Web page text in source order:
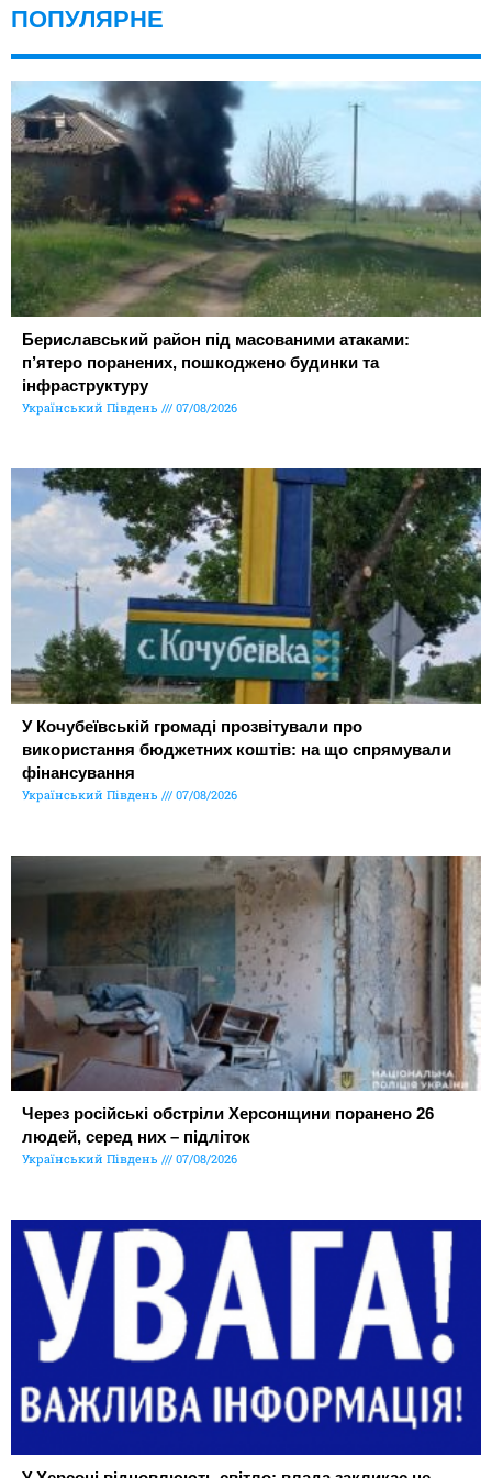
ПОПУЛЯРНЕ
Бериславський район під масованими атаками:
п’ятеро поранених, пошкоджено будинки та
інфраструктуру
Український Південь 07/08/2026
У Кочубеївській громаді прозвітували про
використання бюджетних коштів: на що спрямували
фінансування
Український Південь 07/08/2026
Через російські обстріли Херсонщини поранено 26
людей, серед них – підліток
Український Південь 07/08/2026